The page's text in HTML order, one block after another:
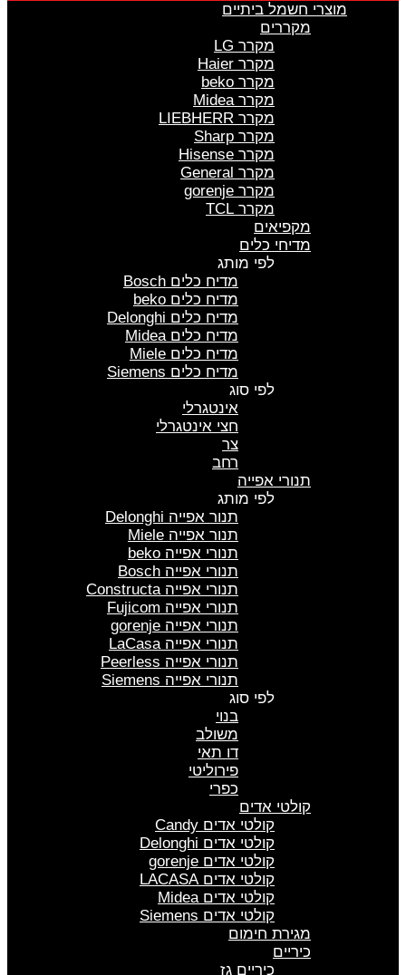
מוצרי חשמל ביתיים
מקררים
מקרר LG
מקרר Haier
מקרר beko
מקרר Midea
מקרר LIEBHERR
מקרר Sharp
מקרר Hisense
מקרר General
מקרר gorenje
מקרר TCL
מקפיאים
מדיחי כלים
לפי מותג
מדיח כלים Bosch
מדיח כלים beko
מדיח כלים Delonghi
מדיח כלים Midea
מדיח כלים Miele
מדיח כלים Siemens
לפי סוג
אינטגרלי
חצי אינטגרלי
צר
רחב
תנורי אפייה
לפי מותג
תנור אפייה Delonghi
תנור אפייה Miele
תנורי אפייה beko
תנורי אפייה Bosch
תנורי אפייה Constructa
תנורי אפייה Fujicom
תנורי אפייה gorenje
תנורי אפייה LaCasa
תנורי אפייה Peerless
תנורי אפייה Siemens
לפי סוג
בנוי
משולב
דו תאי
פירוליטי
כפרי
קולטי אדים
קולטי אדים Candy
קולטי אדים Delonghi
קולטי אדים gorenje
קולטי אדים LACASA
קולטי אדים Midea
קולטי אדים Siemens
מגירת חימום
כיריים
כיריים גז